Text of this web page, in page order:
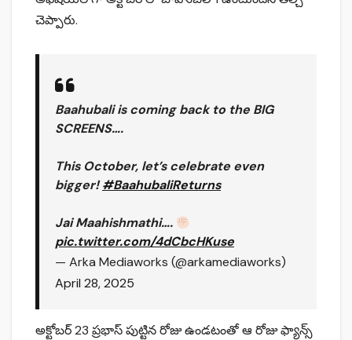
చెప్పారు.
Baahubali is coming back to the BIG
SCREENS….
This October, let’s celebrate even
bigger!#BaahubaliReturns
Jai Maahishmathi….
pic.twitter.com/4dCbcHKuse
— Arka Mediaworks (@arkamediaworks)
April 28, 2025
అక్టోబర్ 23 ప్రభాస్ పుట్టిన రోజు ఉండటంతో ఆ రోజు ఫ్యాన్స్